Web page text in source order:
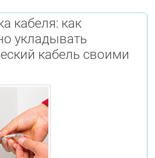
кабеля: как
укладывать
кабель своими